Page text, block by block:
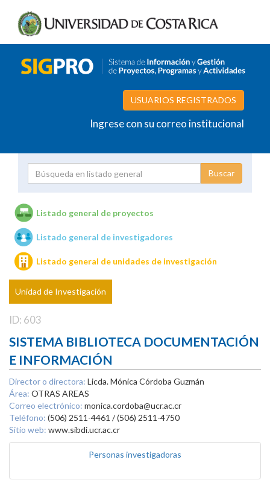
USUARIOS REGISTRADOS
Ingrese con su correo institucional
Unidades de investigación
Listado general de proyectos
Listado general de investigadores
Listado general de unidades de investigación
Unidad de Investigación
ID: 603
SISTEMA BIBLIOTECA DOCUMENTACIÓN
E INFORMACIÓN
Director o directora: Licda. Mónica Córdoba Guzmán
Área: OTRAS AREAS
Correo electrónico: monica.cordoba@ucr.ac.cr
Teléfono: (506) 2511-4461 / (506) 2511-4750
Sitio web: www.sibdi.ucr.ac.cr
Personas investigadoras